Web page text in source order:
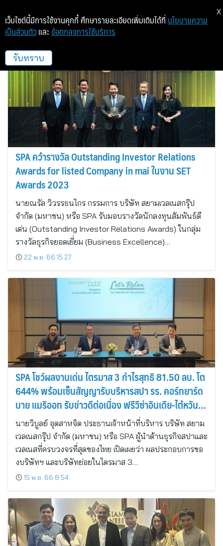
สยามเวลเนสกรุ๊ป
SPA คว้ารางวัล Outstanding Investor Relations
Awards for listed Company in mai ในงาน SET
Awards 2023
นายณรัล วิวรรธนไกร กรรมการ บริษัท สยามเวลเนสกรุ๊ป
จำกัด (มหาชน) หรือ SPA รับมอบรางวัลนักลงทุนสัมพันธ์ดี
เด่น (Outstanding Investor Relations Awards) ในกลุ่ม
รางวัลธุรกิจยอดเยี่ยม (Business Excellence)…
22 พ.ย. 66 15:27
SPA โชว์ผลงานเด่น ไตรมาส 3 กำไรสุทธิ 81.50 ลบ. โต
644% พร้อมเซ็นสัญญารับบริหารสปา รร. คอร์ทยาร์ด
บาย แมริออท รับข่าวดีต่อเนื่อง ฟรีวีซ่าอินเดีย-ไต้หวัน
ลุ้นปิดนิวไฮ
นายวิบูลย์ อุตสาหจิต ประธานเจ้าหน้าที่บริหาร บริษัท สยาม
เวลเนสกรุ๊ป จำกัด (มหาชน) หรือ SPA ผู้นำด้านธุรกิจสปาและ
เวลเนสที่ครบวงจรที่สุดของไทย เปิดเผยว่า ผลประกอบการขอ
งบริษัทฯ และบริษัทย่อยในไตรมาส 3…
15 พ.ย. 66 8:54
เว็บไซต์นี้มีการใช้งานคุกกี้ ศึกษารายละเอียดเพิ่มเติมได้ที่ นโยบายความ
เป็นส่วนตัว และ ข้อตกลงการใช้บริการ
รับทราบ
X